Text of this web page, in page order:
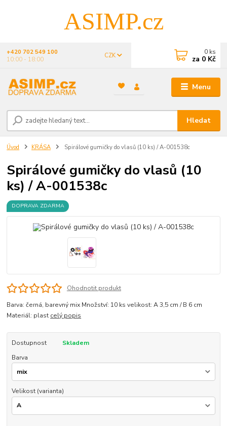
ASIMP.cz
Menu
CZK
Hledat
+420 702 549 100
10:00 - 18:00
0 ks
za 0 Kč
Úvod KRÁSA Spirálové gumičky do vlasů (10 ks) / A-001538c
Spirálové gumičky do vlasů (10
ks) / A-001538c
DOPRAVA ZDARMA
Ohodnotit produkt
Barva: černá, barevný mix Množství: 10 ks velikost: A 3,5 cm / B 6 cm
Materiál: plast celý popis
Dostupnost
Skladem
Barva
Velikost (varianta)